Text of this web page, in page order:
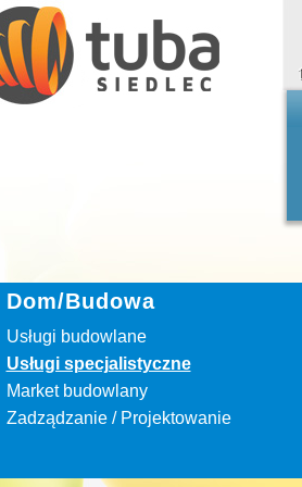
Dom/Budowa
Usługi budowlane
Usługi specjalistyczne
Market budowlany
Zadządzanie / Projektowanie